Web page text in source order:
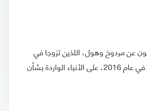
عن مردوخ وهول، اللذين تزوجا في
كنيسة بوسط لندن في عام 2016، على الأنباء الواردة بشأن